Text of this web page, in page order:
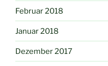
Februar 2018
Januar 2018
Dezember 2017